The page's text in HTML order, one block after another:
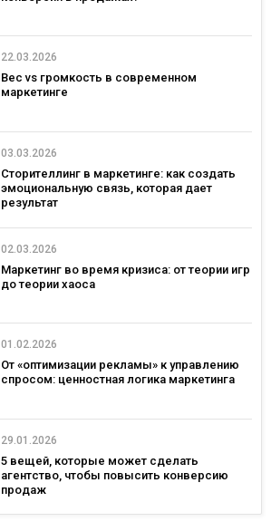
22.03.2026
Вес vs громкость в современном
маркетинге
03.03.2026
Сторителлинг в маркетинге: как создать
эмоциональную связь, которая дает
результат
02.03.2026
Маркетинг во время кризиса: от теории игр
до теории хаоса
01.02.2026
От «оптимизации рекламы» к управлению
спросом: ценностная логика маркетинга
29.01.2026
5 вещей, которые может сделать
агентство, чтобы повысить конверсию
продаж